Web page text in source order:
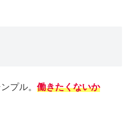
プル。 働きたくないか